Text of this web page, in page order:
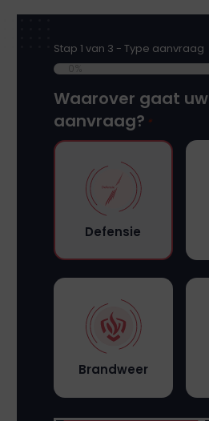
Stap 1 van 3 - Type aanvraag
0%
Waarover gaat uw
aanvraag? *
Defensie
Brandweer